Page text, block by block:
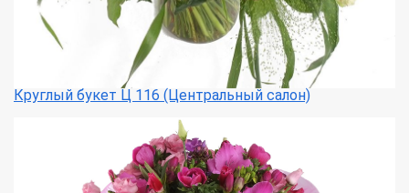
Круглый букет Ц 116 (Центральный салон)